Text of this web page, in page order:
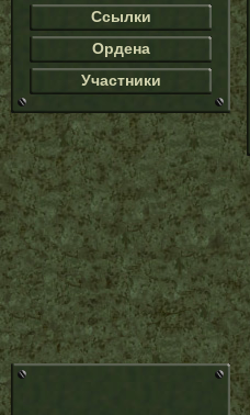
Ссылки
Ордена
Участники